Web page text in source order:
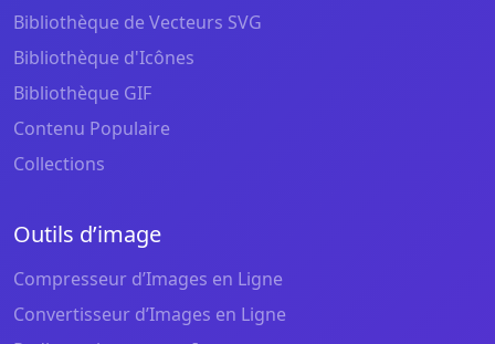
Bibliothèque de Vecteurs SVG
Bibliothèque d'Icônes
Bibliothèque GIF
Contenu Populaire
Collections
Outils d’image
Compresseur d’Images en Ligne
Convertisseur d’Images en Ligne